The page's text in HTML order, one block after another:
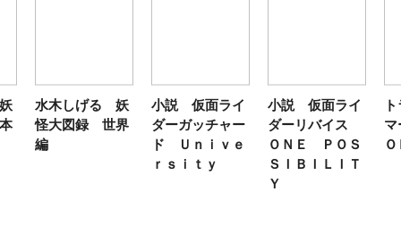
水木しげる 妖
怪大図録 世界
編
小説 仮面ライ
ダーガッチャー
ド Ｕｎｉｖｅ
ｒｓｉｔｙ
小説 仮面ライ
ダーリバイス
ＯＮＥ ＰＯＳ
ＳＩＢＩＬＩＴ
Ｙ